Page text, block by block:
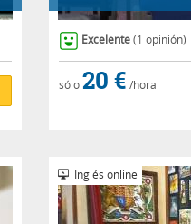
Excelente (1 opinión)
sólo 20 € /hora
Inglés online